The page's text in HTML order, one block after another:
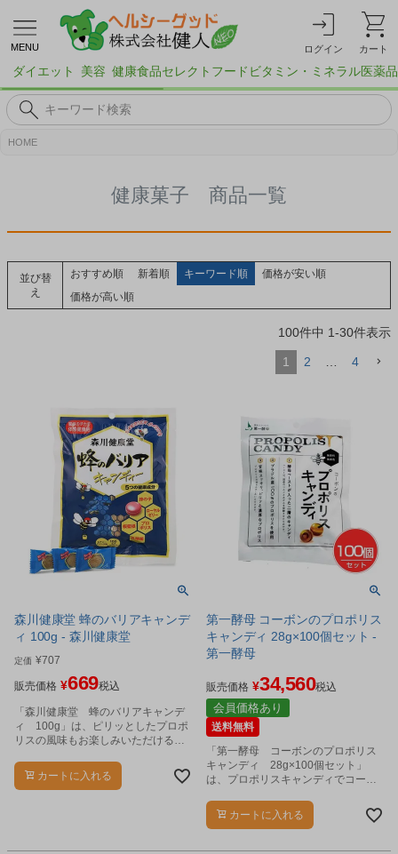
MENU ログイン カート
ダイエット 美容 健康食品セレクトフード ビタミン・ミネラル医薬品
HOME
健康菓子 商品一覧
並び替
え
おすすめ順 新着順 キーワード順
価格が安い順
価格が高い順
100件中 1-30件表示
1 2 4
森川健康堂 蜂のバリアキャンデ
ィ 100g - 森川健康堂
定価 ¥707
販売価格 ¥669税込
「森川健康堂 蜂のバリアキャンデ
ィ 100g」は、ピリッとしたプロポ
リスの風味もお楽しみいただける健
カートに入れる
第一酵母 コーボンのプロポリス
キャンディ 28g×100個セット -
第一酵母
販売価格 ¥34,560税込
会員価格あり
送料無料
「第一酵母 コーボンのプロポリス
キャンディ 28g×100個セット」
は、プロポリスキャンディでコーボ
た。
カートに入れる